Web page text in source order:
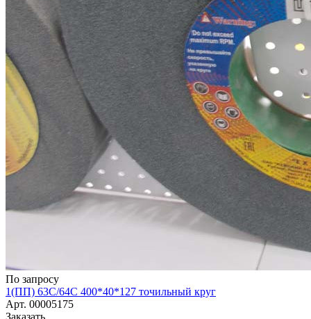
По запросу
1(ПП) 63С/64C 400*40*127 точильный круг
Арт. 00005175
Заказать